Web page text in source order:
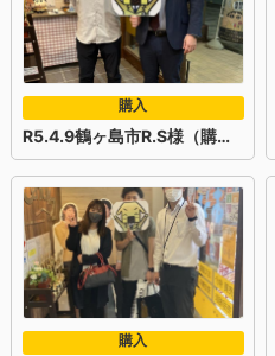
購入
R5.4.9鶴ヶ島市R.S様（購入）
購入